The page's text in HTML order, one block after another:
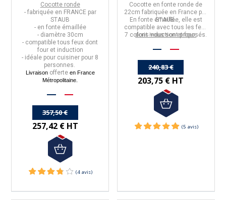
Cocotte ronde
- fabriquée en FRANCEpar
STAUB
- en fonte émaillée
- diamètre 30cm
- compatible tous feux dont
four et induction
- idéale pour cuisiner pour 8
personnes.
Livraison offerteen France
Métropolitaine.
357,50 €
257,42 € HT
Cocotte en fonte ronde de
22cmfabriquée en France par
STAUB.
En fonte émaillée, elle est
compatible avec tous les feux
dont induction et four.
7 coloris vous sont proposés.
240,83 €
203,75 € HT